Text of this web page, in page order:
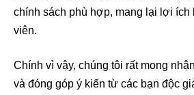
chính sách phù hợp, mang lại lợi ích
viên.
Chính vì vậy, chúng tôi rất mong
và đóng góp ý kiến từ các bạn độc